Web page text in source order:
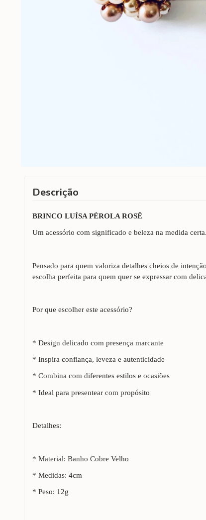
Descrição
BRINCO LUÍSA PÉROLA ROSÊ
Um acessório com significado e beleza na medida certa.
Pensado para quem valoriza detalhes cheios de
escolha perfeita para quem quer se expressar com
Por que escolher este acessório?
* Design delicado com presença marcante
* Inspira confiança, leveza e autenticidade
* Combina com diferentes estilos e ocasiões
* Ideal para presentear com propósito
Detalhes:
* Material: Banho Cobre Velho
* Medidas: 4cm
* Peso: 12g